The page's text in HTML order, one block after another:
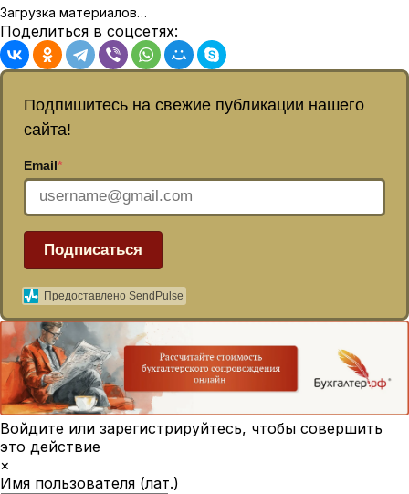
Загрузка материалов…
Поделиться в соцсетях:
Подпишитесь на свежие публикации нашего
сайта!
Email*
Подписаться
Предоставлено SendPulse
Войдите или зарегистрируйтесь, чтобы совершить
это действие
×
Имя пользователя (лат.)